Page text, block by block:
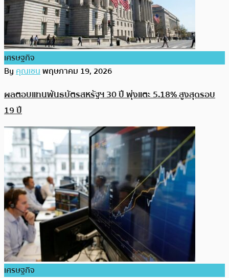
เศรษฐกิจ
Byคุณเชนพฤษภาคม 19, 2026
ผลตอบแทนพันธบัตรสหรัฐฯ 30 ปี พุ่งแตะ 5.18% สูงสุดรอบ
19 ปี
เศรษฐกิจ